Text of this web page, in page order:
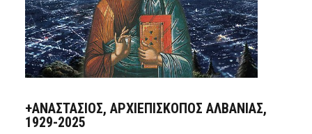
+ΑΝΑΣΤΆΣΙΟΣ, ΑΡΧΙΕΠΊΣΚΟΠΟΣ ΑΛΒΑΝΊΑΣ,
1929-2025